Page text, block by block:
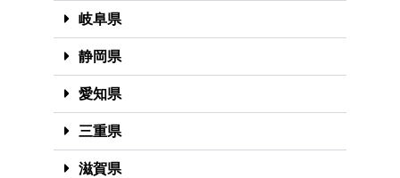
岐阜県
静岡県
愛知県
三重県
滋賀県